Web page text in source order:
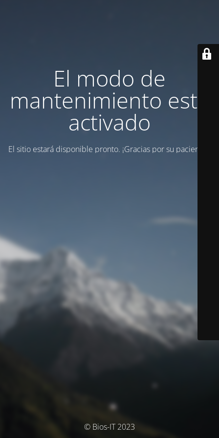
El modo de
mantenimiento está
activado
El sitio estará disponible pronto. ¡Gracias por su paciencia!
© Bios-IT 2023